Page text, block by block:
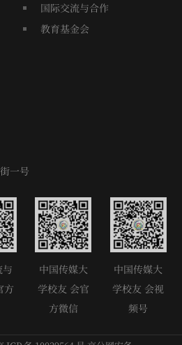
国际交流与合作
教育基金会
一号
与
方
中国传媒大
学校友 会官
方微信
中国传媒大
学校友 会视
频号